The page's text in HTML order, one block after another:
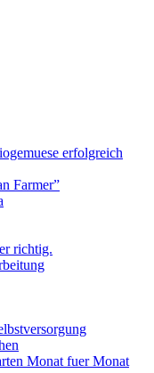
erfolgreich
Farmer”
richtig.
Monat fuer Monat